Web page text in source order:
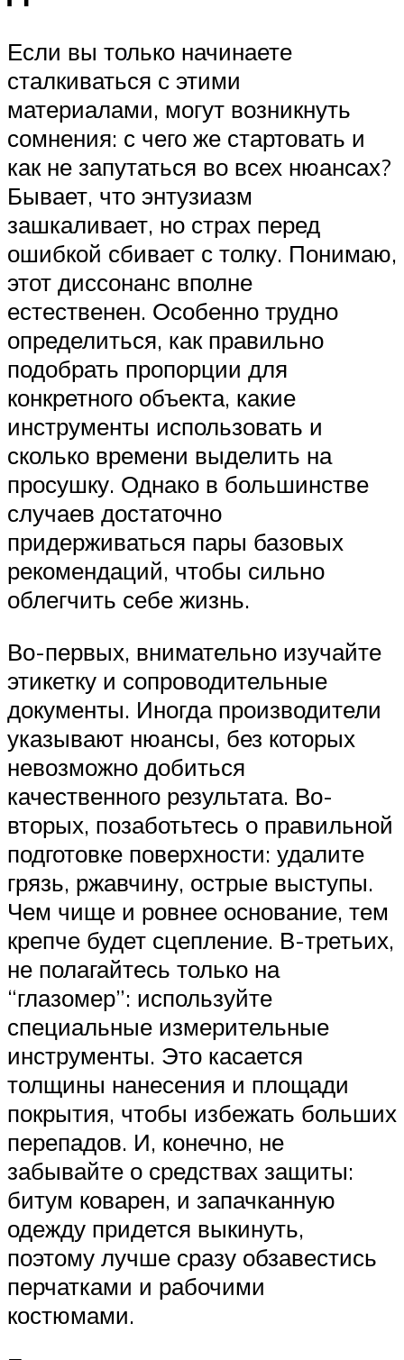
Если вы только начинаете
сталкиваться с этими
материалами, могут возникнуть
сомнения: с чего же стартовать и
как не запутаться во всех нюансах?
Бывает, что энтузиазм
зашкаливает, но страх перед
ошибкой сбивает с толку. Понимаю,
этот диссонанс вполне
естественен. Особенно трудно
определиться, как правильно
подобрать пропорции для
конкретного объекта, какие
инструменты использовать и
сколько времени выделить на
просушку. Однако в большинстве
случаев достаточно
придерживаться пары базовых
рекомендаций, чтобы сильно
облегчить себе жизнь.
Во-первых, внимательно изучайте
этикетку и сопроводительные
документы. Иногда производители
указывают нюансы, без которых
невозможно добиться
качественного результата. Во-
вторых, позаботьтесь о правильной
подготовке поверхности: удалите
грязь, ржавчину, острые выступы.
Чем чище и ровнее основание, тем
крепче будет сцепление. В-третьих,
не полагайтесь только на
“глазомер”: используйте
специальные измерительные
инструменты. Это касается
толщины нанесения и площади
покрытия, чтобы избежать больших
перепадов. И, конечно, не
забывайте о средствах защиты:
битум коварен, и запачканную
одежду придется выкинуть,
поэтому лучше сразу обзавестись
перчатками и рабочими
костюмами.